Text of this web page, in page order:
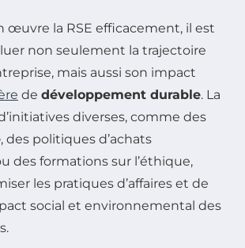
œuvre la RSE efficacement, il est
non seulement la trajectoire
mais aussi son impact
de développement durable. La
diverses, comme des
, des politiques d’achats
des formations sur l’éthique,
les pratiques d’affaires et de
social et environnemental des